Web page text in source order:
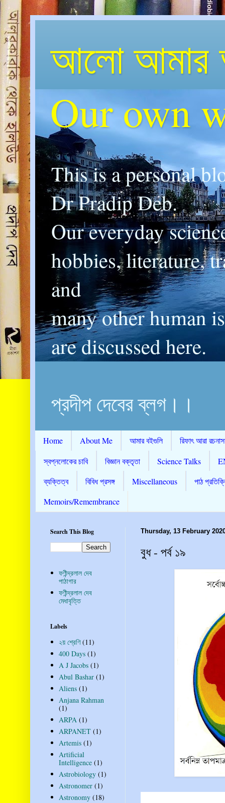
আলো আমার
Our own
This is a personal
Dr Pradip Deb.
Our everyday
hobbies, literature,
and
many other human
are discussed here.
প্রদীপ দেবের ব্লগ।।
Home About Me আমার বইগুলি
রিফাৎ আরা
স্বপ্নলোকের চাবি
বিজ্ঞান বক্তৃতা Science Talks
ব্যক্তিত্ব
বিবিধ প্রসঙ্গ Miscellaneous
পাঠ
Memoirs/Remembrance
Thursday, 13 February
বুধ - পর্ব ১৯
Search This Blog
ফণীন্দ্রলাল দেব
পাঠাগার
ফণীন্দ্রলাল দেব
মেধাবৃত্তি
Labels
২য় শ্রেণি (11)
400 Days (1)
A J Jacobs (1)
Abul Bashar (1)
Aliens (1)
Anjana Rahman
(1)
ARPA (1)
ARPANET (1)
Artemis (1)
Artificial
Intelligence (1)
Astrobiology (1)
Astronomer (1)
Astronomy (18)